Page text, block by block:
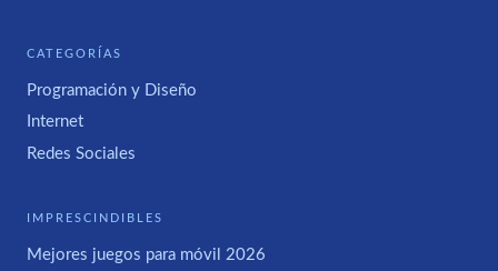
CATEGORÍAS
Programación y Diseño
Internet
Redes Sociales
IMPRESCINDIBLES
Mejores juegos para móvil 2026